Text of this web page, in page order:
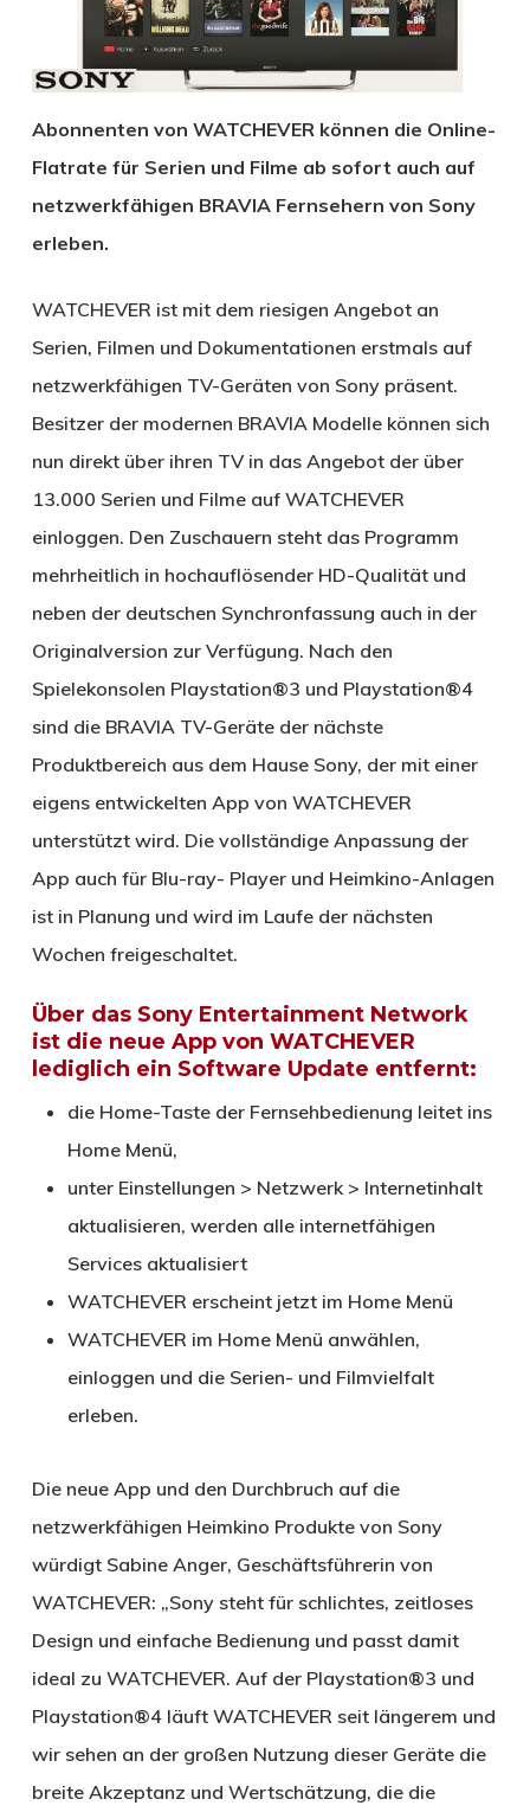
Abonnenten von WATCHEVER können die Online-
Flatrate für Serien und Filme ab sofort auch auf
netzwerkfähigen BRAVIA Fernsehern von Sony
erleben.
WATCHEVER ist mit dem riesigen Angebot an
Serien, Filmen und Dokumentationen erstmals auf
netzwerkfähigen TV-Geräten von Sony präsent.
Besitzer der modernen BRAVIA Modelle können sich
nun direkt über ihren TV in das Angebot der über
13.000 Serien und Filme auf WATCHEVER
einloggen. Den Zuschauern steht das Programm
mehrheitlich in hochauflösender HD-Qualität und
neben der deutschen Synchronfassung auch in der
Originalversion zur Verfügung. Nach den
Spielekonsolen Playstation®3 und Playstation®4
sind die BRAVIA TV-Geräte der nächste
Produktbereich aus dem Hause Sony, der mit einer
eigens entwickelten App von WATCHEVER
unterstützt wird. Die vollständige Anpassung der
App auch für Blu-ray- Player und Heimkino-Anlagen
ist in Planung und wird im Laufe der nächsten
Wochen freigeschaltet.
Über das Sony Entertainment Network
ist die neue App von WATCHEVER
lediglich ein Software Update entfernt:
die Home-Taste der Fernsehbedienung leitet ins
Home Menü,
unter Einstellungen > Netzwerk > Internetinhalt
aktualisieren, werden alle internetfähigen
Services aktualisiert
WATCHEVER erscheint jetzt im Home Menü
WATCHEVER im Home Menü anwählen,
einloggen und die Serien- und Filmvielfalt
erleben.
Die neue App und den Durchbruch auf die
netzwerkfähigen Heimkino Produkte von Sony
würdigt Sabine Anger, Geschäftsführerin von
WATCHEVER: „Sony steht für schlichtes, zeitloses
Design und einfache Bedienung und passt damit
ideal zu WATCHEVER. Auf der Playstation®3 und
Playstation®4 läuft WATCHEVER seit längerem und
wir sehen an der großen Nutzung dieser Geräte die
breite Akzeptanz und Wertschätzung, die die